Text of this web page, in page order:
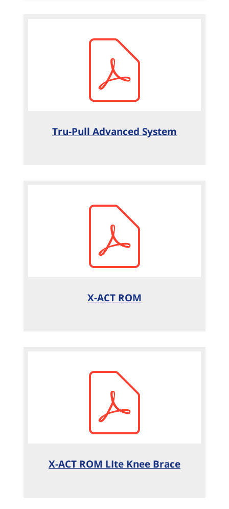
Tru-Pull Advanced System
X-ACT ROM
X-ACT ROM LIte Knee Brace